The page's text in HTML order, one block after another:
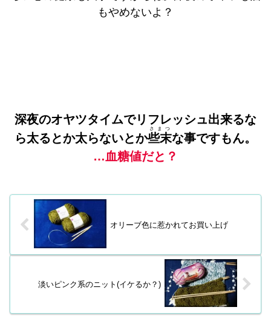
もやめないよ？
深夜のオヤツタイムでリフレッシュ出来るな
ら太るとか太らないとか些末
さまつ
な事ですもん。
…血糖値だと？
オリーブ色に惹かれてお買い上げ
淡いピンク系のニット(イケるか？)